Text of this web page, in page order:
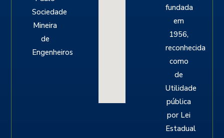
Sociedade
Mineira
de
Engenheiros
fundada
em
1956,
reconhecida
como
de
Utilidade
pública
por Lei
Estadual